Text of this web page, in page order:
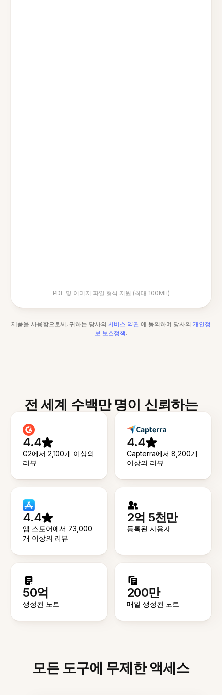
PDF 및 이미지 파일 형식 지원 (최대 100MB)
제품을 사용함으로써, 귀하는 당사의 서비스 약관 에 동의하며 당사의 개인정
보 보호정책.
전 세계 수백만 명이 신뢰하는
4.4
G2에서 2,100개 이상의
리뷰
4.4
Capterra에서 8,200개
이상의 리뷰
4.4
앱 스토어에서 73,000
개 이상의 리뷰
2억 5천만
등록된 사용자
50억
생성된 노트
200만
매일 생성된 노트
모든 도구에 무제한 액세스